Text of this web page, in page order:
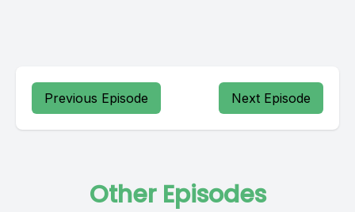
Previous Episode Next Episode
Other Episodes